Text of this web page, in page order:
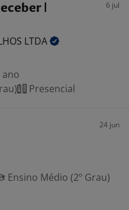
|
6 jul
LTDA
ano
Presencial
24 jun
Ensino Médio (2º Grau)